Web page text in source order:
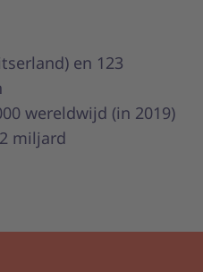
en 123
wereldwijd (in 2019)
miljard